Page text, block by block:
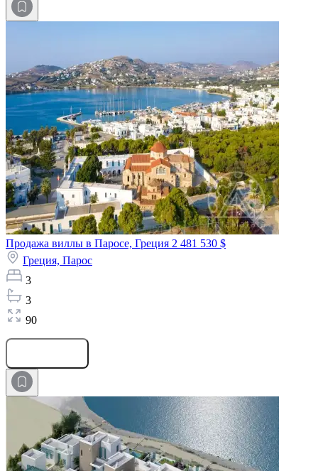
Продажа виллы в Паросе, Греция 2 481 530 $
Греция, Парос
3
3
90